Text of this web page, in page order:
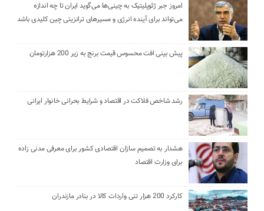
امروز جبر ژئوپلیتیک به چینی‌ها می‌گوید ایران تا چه اندازه
می‌تواند برای آینده انرژی و مسیرهای ترانزیتی چین کلیدی باشد
پیش بینی افت محسوس قیمت برنج به زیر 200 هزارتومان
رشد شاخص فلاکت در اقتصاد و شرایط بحرانی خانوار ایرانی
هشدار به تصمیم سازان اقتصادی کشور برای معرفی مدنی زاده
برای وزارت اقتصاد
کارکرد 200 هزار تنی واردات کالا در بنادر مازندران